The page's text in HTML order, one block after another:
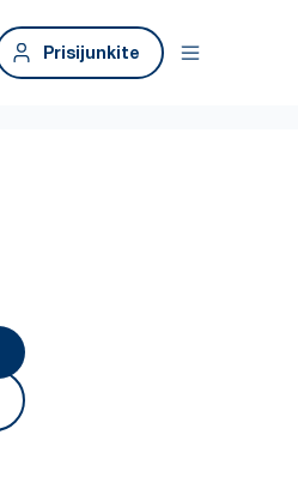
Prisijunkite